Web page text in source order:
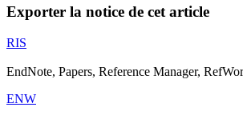
Exporter la notice de cet article
RIS
EndNote, Papers, Reference Manager,
ENW